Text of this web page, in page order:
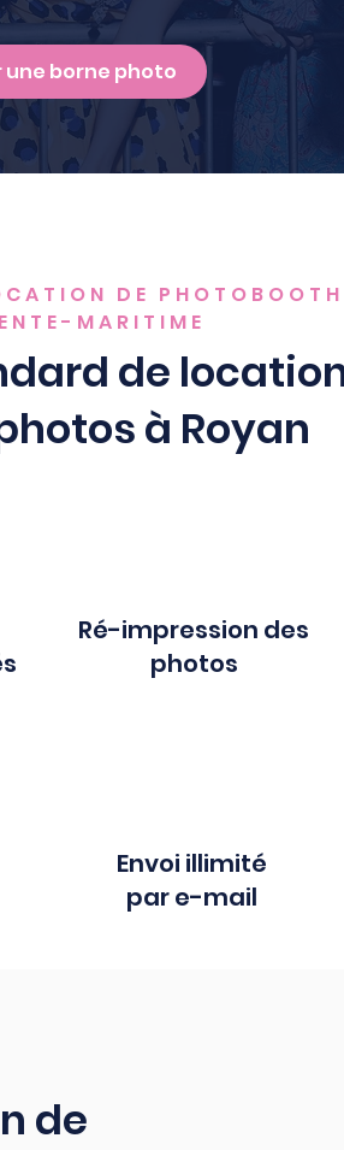
une borne photo
DE PHOTOBOOTH
MARITIME
de
à Royan
Ré-impression des
photos
Envoi illimité
par e-mail
de